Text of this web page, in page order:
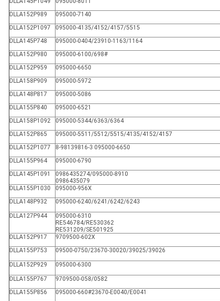
DLLA152P989
095000-7140
DLLA152P1097
095000-4135/4152/4157/5515
DLLA145P748
095000-0404/23910-1163/1164
DLLA152P980
095000-6100/698#
DLLA152P959
095000-6650
DLLA158P909
095000-5972
DLLA148P817
095000-5086
DLLA155P840
095000-6521
DLLA158P1092
095000-5344/6363/6364
DLLA152P865
095000-5511/5512/5515/4135/4152/4157
DLLA152P1077
8-98139816-3 095000-6650
DLLA155P964
095000-6790
DLLA145P1091
0986435274/095000-8910
0986435079
DLLA155P1030
095000-956X
DLLA148P932
095000-6240/6241/6242/6243
DLLA127P944
095000-6310
RE546784/RE530362
RE531209/SE501925
DLLA152P917
9709500-602X
DLLA155P753
09500-0750/23670-30020/39025/39026
DLLA152P929 095000-6300
DLLA155P767
9709500-058/0582
DLLA155P856
095000-660#23670-E0040/E0041